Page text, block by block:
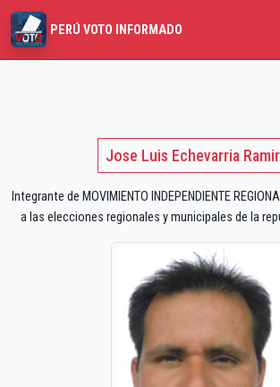
PERÚ VOTO INFORMADO
Jose Luis Echevarria
Integrante de MOVIMIENTO INDEPENDIENTE
a las elecciones regionales y municipales de la